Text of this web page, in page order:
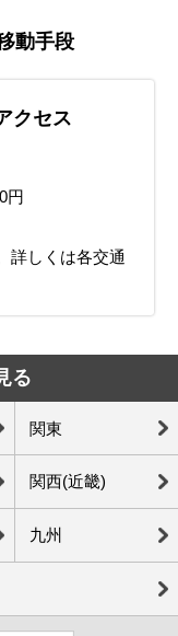
動手段
クセス
円
詳しくは各交通
る
関東
関西(近畿)
九州